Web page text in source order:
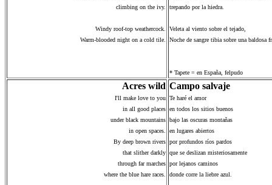
climbing on the ivy.
Windy roof-top weathercock.
Warm-blooded night on a cold tile.
trepando por la hiedra.
Veleta al viento sobre el tejado,
Noche de sangre tibia sobre una baldosa
* Tapete = en España, felpudo
Acres wild
I'll make love to you
in all good places
under black mountains
in open spaces.
By deep brown rivers
that slither darkly
through far marches
where the blue hare races.
Campo salvaje
Te haré el amor
en todos los sitios buenos
bajo las oscuras montañas
en lugares abiertos
por profundos ríos pardos
que se deslizan misteriosamente
por lejanos caminos
donde corre la liebre azul.